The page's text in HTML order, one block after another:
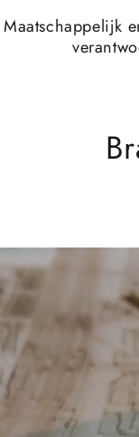
Maatschappelijk